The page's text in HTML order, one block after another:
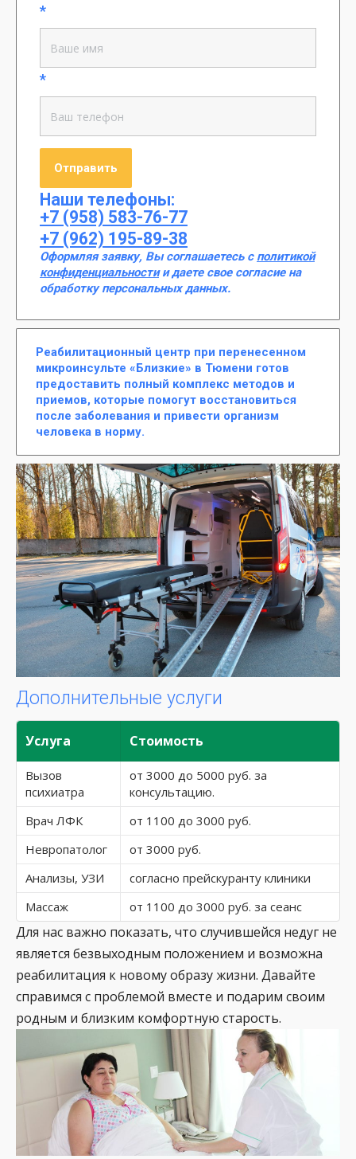
*
*
Наши телефоны:
+7 (958) 583-76-77
+7 (962) 195-89-38
Оформляя заявку, Вы соглашаетесь с политикой
конфиденциальностии даете свое согласие на
обработку персональных данных.
Реабилитационный центр при перенесенном
микроинсульте «Близкие» в Тюмени готов
предоставить полный комплекс методов и
приемов, которые помогут восстановиться
после заболевания и привести организм
человека в норму.
Дополнительные услуги
Услуга Стоимость
Вызов
психиатра
от 3000 до 5000 руб. за
консультацию.
Врач ЛФК
от 1100 до 3000 руб.
Невропатолог
от 3000 руб.
Анализы, УЗИ
согласно прейскуранту клиники
Массаж
от 1100 до 3000 руб. за сеанс
Для нас важно показать, что случившейся недуг не
является безвыходным положением и возможна
реабилитация к новому образу жизни. Давайте
справимся с проблемой вместе и подарим своим
родным и близким комфортную старость.